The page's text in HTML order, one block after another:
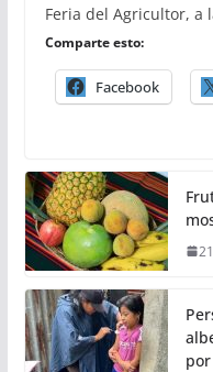
Feria del Agricultor, a
Comparte esto:
Facebook